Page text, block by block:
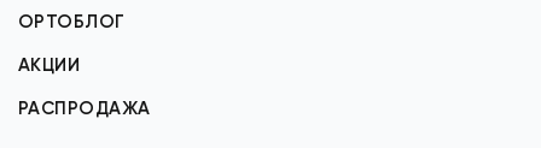
ОРТОБЛОГ
АКЦИИ
РАСПРОДАЖА